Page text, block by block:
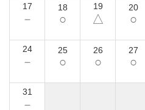
17
－
18
○
19
△
20
○
24
－
25
○
26
○
27
○
31
－